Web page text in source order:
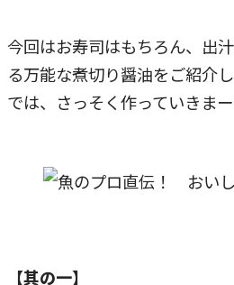
今回はお寿司はもちろん、出
る万能な煮切り醤油をご紹介
では、さっそく作っていきまー
【其の一】